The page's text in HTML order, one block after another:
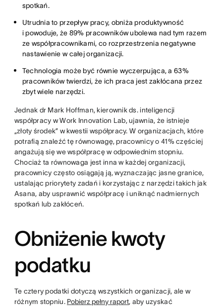
spotkań.
Utrudnia to przepływ pracy, obniża produktywność
i powoduje, że 89% pracowników ubolewa nad tym razem
ze współpracownikami, co rozprzestrzenia negatywne
nastawienie w całej organizacji.
Technologia może być równie wyczerpująca, a 63%
pracowników twierdzi, że ich praca jest zakłócana przez
zbyt wiele narzędzi.
Jednak dr Mark Hoffman, kierownik ds. inteligencji
współpracy w Work Innovation Lab, ujawnia, że istnieje
„złoty środek” w kwestii współpracy. W organizacjach, które
potrafią znaleźć tę równowagę, pracownicy o 41% częściej
angażują się we współpracę w odpowiednim stopniu.
Chociaż ta równowaga jest inna w każdej organizacji,
pracownicy często osiągają ją, wyznaczając jasne granice,
ustalając priorytety zadań i korzystając z narzędzi takich jak
Asana, aby usprawnić współpracę i uniknąć nadmiernych
spotkań lub zakłóceń.
Obniżenie kwoty
podatku
Te cztery podatki dotyczą wszystkich organizacji, ale w
różnym stopniu. Pobierz pełny raport, aby uzyskać